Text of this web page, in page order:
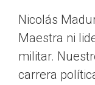
Nicolás
Maestra ni
militar.
carrera